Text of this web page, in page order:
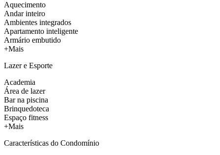
Aquecimento
Andar inteiro
Ambientes integrados
Apartamento inteligente
Armário embutido
+Mais
Lazer e Esporte
Academia
Área de lazer
Bar na piscina
Brinquedoteca
Espaço fitness
+Mais
Características do Condomínio